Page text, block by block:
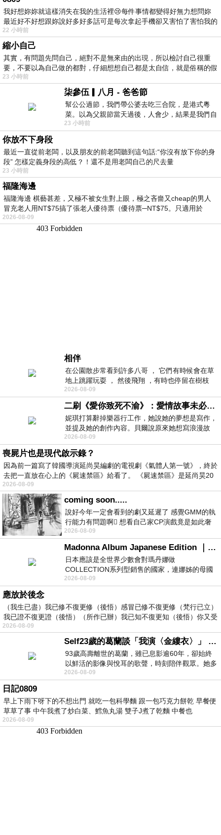
我好想妳妳就這樣消失在我的生活裡😢每件事情都變得好無力想問妳
最近好不好想跟妳說好多好多話可是每次拿起手機卻又害怕了害怕我的
出現
22 小時前
縮小自己
其實，有問題先問自己，絕對不是無來由的出現，所以檢討自己很重
要，不要以為自己做的都對，仔細想想自己都是太自信，就是俗稱的假
23 小時前
柒參伍▎八月 - 爸爸節
幫公公過節，我們帶公婆去吃三合院，是港式粵
菜。以為父親節當天過後，人會少，結果是我們自
己想多了。人陸續地進，滿滿都是人，個人
23 小時前
你放不下身段
最近一直從前老闆，以及朋友的前老闆聽到這句話:“你沒有放下你的身
段” 怎樣定義身段的高低？！還不是用老闆自己的尺去量
23 小時前
福隆海邊
福隆海邊 棋藝甚差，又極不被女生對上眼，極之吝嗇又cheap的男人
冒充老人用NT$75搞了張老人優待票（優待票─NT$75。只適用於
2026-08-09
相伴
在公園散步常看到許多八哥 ， 它們有時候會在草
地上跳躍玩耍 ， 然後飛翔 ，有時也停留在樹枝
上，它們身軀是咖啡色的，鳥喙是黃色
2026-08-09
二刷《愛你致死不渝》：愛情故事未必是浪漫故事
妮琪打算辭掉樂器行工作，她說她的夢想是寫作，
並提及她的創作內容。貝爾說原來她想寫浪漫故
事，妮琪回應：「不是浪漫故事，是愛情
2026-08-09
喪屍片也是現代啟示錄？
因為前一篇寫了韓國導演延尚昊編劇的電視劇《氣體人第一號》，終於
去把一直放在心上的《屍速禁區》給看了。 《屍速禁區》是延尚昊20
2026-08-09
coming soon.....
說好今年一定會看到的劇又延遲了 感覺GMM的執
行能力有問題啊🫩 想看自己家CP演戲竟是如此奢
侈的事 GMM你說看看啊😑 先把劇放
2026-08-09
Madonna Album Japanese Edition ｜瑪丹娜專輯們2026年日本版重發系列
日本應該是全世界少數會對瑪丹娜做
COLLECTION系列型銷售的國家，連娜姊的母國
美國都沒對她這樣過，這全拜在他們到現在唱片
2026-08-09
應放於後念
（我生已盡）我已修不復更修（後悟）感冒已修不復更修（梵行已立）
我已證不復更證（後悟）（所作已辦）我已知不復更知（後悟）你又受
2026-08-09
Self23歲的葛蘭談「我演〈金縷衣〉」 #戀上老電影 #粟子 #葛蘭
93歲高壽離世的葛蘭，雖已息影逾60年，卻始終
以鮮活的影像與悅耳的歌聲，時刻陪伴觀眾。她多
才多藝、陽光開朗的形象，不僅保留在電影
2026-08-09
日記0809
早上下雨下呀下的不想出門 就吃一包科學麵 跟一包巧克力餅乾 早餐便
草草了事 中午我煮了炒白菜、鱈魚丸湯 雙子J煮了乾麵 中餐也
2026-08-09